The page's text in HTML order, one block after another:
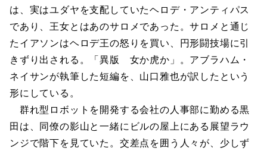
は、実はユダヤを支配していたヘロデ・アンティパス
であり、王女とはあのサロメであった。サロメと通じ
たイアソンはヘロデ王の怒りを買い、円形闘技場に引
きずり出される。「異版 女か虎か」。アブラハム・
ネイサンが執筆した短編を、山口雅也が訳したという
形にしている。
群れ型ロボットを開発する会社の人事部に勤める黒
田は、同僚の影山と一緒にビルの屋上にある展望ラウ
ンジで階下を見ていた。交差点を囲う人々が、少しず